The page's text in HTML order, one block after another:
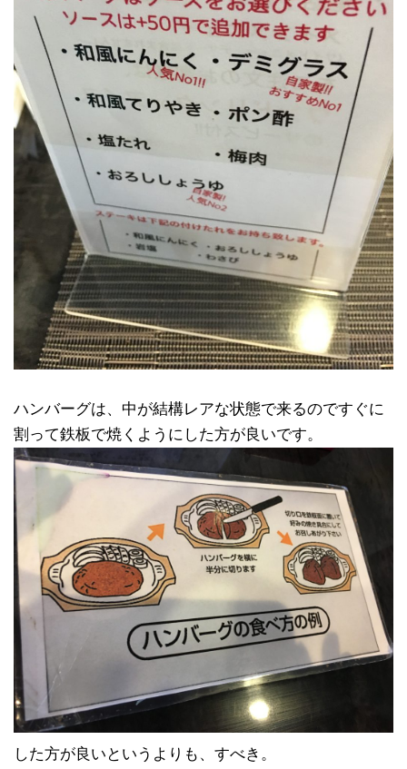
ハンバーグは、中が結構レアな状態で来るのですぐに
割って鉄板で焼くようにした方が良いです。
した方が良いというよりも、すべき。